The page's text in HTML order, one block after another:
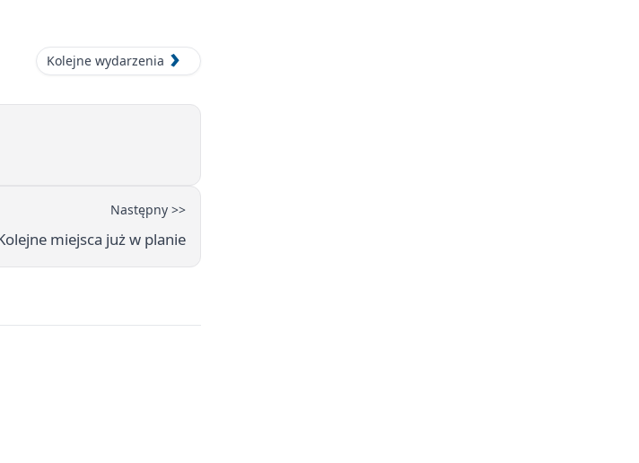
Kolejne wydarzenia
Następny >>
miejsca już w planie